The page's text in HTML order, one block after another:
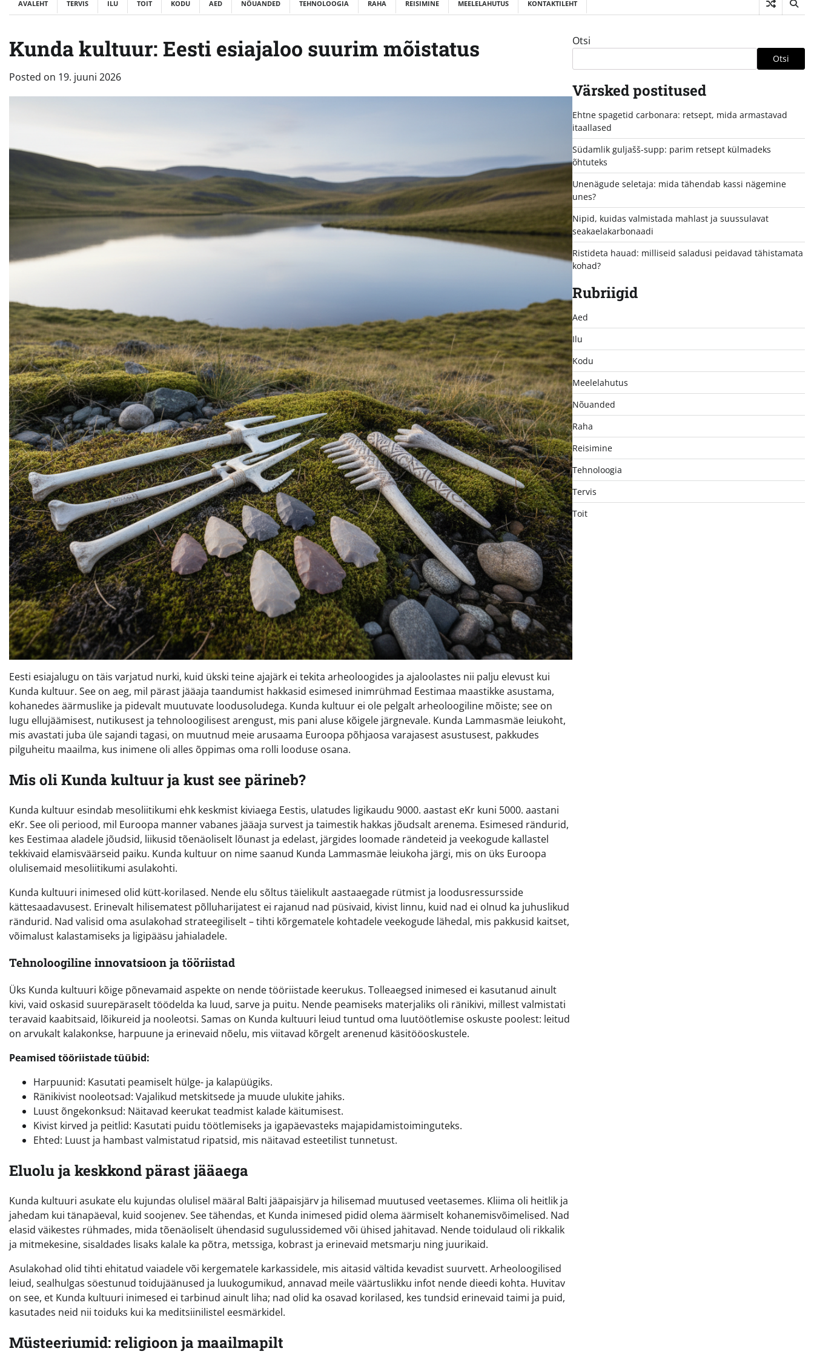
AVALEHT TERVIS ILU TOIT KODU AED NÕUANDED TEHNOLOOGIA RAHA REISIMINE MEELELAHUTUS KONTAKTILEHT
Kunda kultuur: Eesti esiajaloo suurim mõistatus
Posted on 19. juuni 2026
Eesti esiajalugu on täis varjatud nurki, kuid ükski teine ajajärk ei tekita arheoloogides ja ajaloolastes nii palju elevust kui
Kunda kultuur. See on aeg, mil pärast jääaja taandumist hakkasid esimesed inimrühmad Eestimaa maastikke asustama,
kohanedes äärmuslike ja pidevalt muutuvate loodusoludega. Kunda kultuur ei ole pelgalt arheoloogiline mõiste; see on
lugu ellujäämisest, nutikusest ja tehnoloogilisest arengust, mis pani aluse kõigele järgnevale. Kunda Lammasmäe leiukoht,
mis avastati juba üle sajandi tagasi, on muutnud meie arusaama Euroopa põhjaosa varajasest asustusest, pakkudes
pilguheitu maailma, kus inimene oli alles õppimas oma rolli looduse osana.
Mis oli Kunda kultuur ja kust see pärineb?
Kunda kultuur esindab mesoliitikumi ehk keskmist kiviaega Eestis, ulatudes ligikaudu 9000. aastast eKr kuni 5000. aastani
eKr. See oli periood, mil Euroopa manner vabanes jääaja survest ja taimestik hakkas jõudsalt arenema. Esimesed rändurid,
kes Eestimaa aladele jõudsid, liikusid tõenäoliselt lõunast ja edelast, järgides loomade rändeteid ja veekogude kallastel
tekkivaid elamisväärseid paiku. Kunda kultuur on nime saanud Kunda Lammasmäe leiukoha järgi, mis on üks Euroopa
olulisemaid mesoliitikumi asulakohti.
Kunda kultuuri inimesed olid kütt-korilased. Nende elu sõltus täielikult aastaaegade rütmist ja loodusressursside
kättesaadavusest. Erinevalt hilisematest põlluharijatest ei rajanud nad püsivaid, kivist linnu, kuid nad ei olnud ka juhuslikud
rändurid. Nad valisid oma asulakohad strateegiliselt – tihti kõrgematele kohtadele veekogude lähedal, mis pakkusid kaitset,
võimalust kalastamiseks ja ligipääsu jahialadele.
Tehnoloogiline innovatsioon ja tööriistad
Üks Kunda kultuuri kõige põnevamaid aspekte on nende tööriistade keerukus. Tolleaegsed inimesed ei kasutanud ainult
kivi, vaid oskasid suurepäraselt töödelda ka luud, sarve ja puitu. Nende peamiseks materjaliks oli ränikivi, millest valmistati
teravaid kaabitsaid, lõikureid ja nooleotsi. Samas on Kunda kultuuri leiud tuntud oma luutöötlemise oskuste poolest: leitud
on arvukalt kalakonkse, harpuune ja erinevaid nõelu, mis viitavad kõrgelt arenenud käsitööoskustele.
Peamised tööriistade tüübid:
Harpuunid: Kasutati peamiselt hülge- ja kalapüügiks.
Ränikivist nooleotsad: Vajalikud metskitsede ja muude ulukite jahiks.
Luust õngekonksud: Näitavad keerukat teadmist kalade käitumisest.
Kivist kirved ja peitlid: Kasutati puidu töötlemiseks ja igapäevasteks majapidamistoiminguteks.
Ehted: Luust ja hambast valmistatud ripatsid, mis näitavad esteetilist tunnetust.
Eluolu ja keskkond pärast jääaega
Kunda kultuuri asukate elu kujundas olulisel määral Balti jääpaisjärv ja hilisemad muutused veetasemes. Kliima oli heitlik ja
jahedam kui tänapäeval, kuid soojenev. See tähendas, et Kunda inimesed pidid olema äärmiselt kohanemisvõimelised. Nad
elasid väikestes rühmades, mida tõenäoliselt ühendasid sugulussidemed või ühised jahitavad. Nende toidulaud oli rikkalik
ja mitmekesine, sisaldades lisaks kalale ka põtra, metssiga, kobrast ja erinevaid metsmarju ning juurikaid.
Asulakohad olid tihti ehitatud vaiadele või kergematele karkassidele, mis aitasid vältida kevadist suurvett. Arheoloogilised
leiud, sealhulgas söestunud toidujäänused ja luukogumikud, annavad meile väärtuslikku infot nende dieedi kohta. Huvitav
on see, et Kunda kultuuri inimesed ei tarbinud ainult liha; nad olid ka osavad korilased, kes tundsid erinevaid taimi ja puid,
kasutades neid nii toiduks kui ka meditsiinilistel eesmärkidel.
Müsteeriumid: religioon ja maailmapilt
Otsi
Otsi
Värsked postitused
Ehtne spagetid carbonara: retsept, mida armastavad
itaallased
Südamlik guljašš-supp: parim retsept külmadeks
õhtuteks
Unenägude seletaja: mida tähendab kassi nägemine
unes?
Nipid, kuidas valmistada mahlast ja suussulavat
seakaelakarbonaadi
Ristideta hauad: milliseid saladusi peidavad tähistamata
kohad?
Rubriigid
Aed
Ilu
Kodu
Meelelahutus
Nõuanded
Raha
Reisimine
Tehnoloogia
Tervis
Toit